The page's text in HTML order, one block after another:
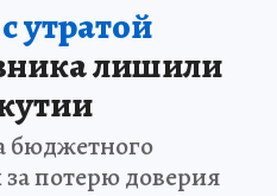
утратой
лишили
бюджетного
потерю доверия